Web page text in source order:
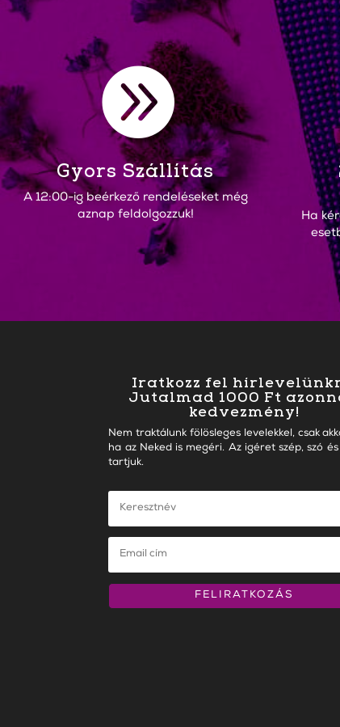

Gyors Szállítás
A 12:00-ig beérkező rendeléseket még
aznap feldolgozzuk!
Ha
Iratkozz fel
Jutalmad 1000 Ft
kedvezmény!
Nem traktálunk fölösleges levelekkel, csak
ha az Neked is megéri. Az igéret szép, szó
tartjuk.
FELIRATKOZÁS